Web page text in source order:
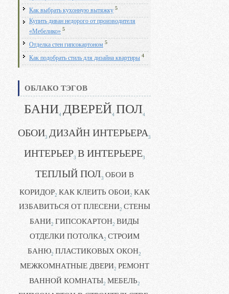
Как выбрать кухонную вытяжку 5
Купить диван недорого от производителя
«Мебелико» 5
Отделка стен гипсокартоном 5
Как подобрать стиль для дизайна квартиры 4
ОБЛАКО ТЭГОВ
БАНИ4 ДВЕРЕЙ4 ПОЛ4
ОБОИ3 ДИЗАЙН ИНТЕРЬЕРА3
ИНТЕРЬЕР3 В ИНТЕРЬЕРЕ3
ТЕПЛЫЙ ПОЛ3 ОБОИ В
КОРИДОР2 КАК КЛЕИТЬ ОБОИ2 КАК
ИЗБАВИТЬСЯ ОТ ПЛЕСЕНИ2 СТЕНЫ
БАНИ2 ГИПСОКАРТОН2 ВИДЫ
ОТДЕЛКИ ПОТОЛКА2 СТРОИМ
БАНЮ2 ПЛАСТИКОВЫХ ОКОН2
МЕЖКОМНАТНЫЕ ДВЕРИ2 РЕМОНТ
ВАННОЙ КОМНАТЫ2 МЕБЕЛЬ2